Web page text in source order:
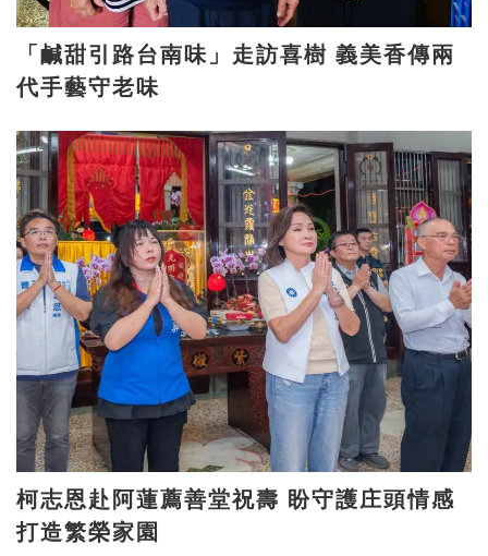
「鹹甜引路台南味」走訪喜樹 義美香傳兩
代手藝守老味
柯志恩赴阿蓮薦善堂祝壽 盼守護庄頭情感
打造繁榮家園